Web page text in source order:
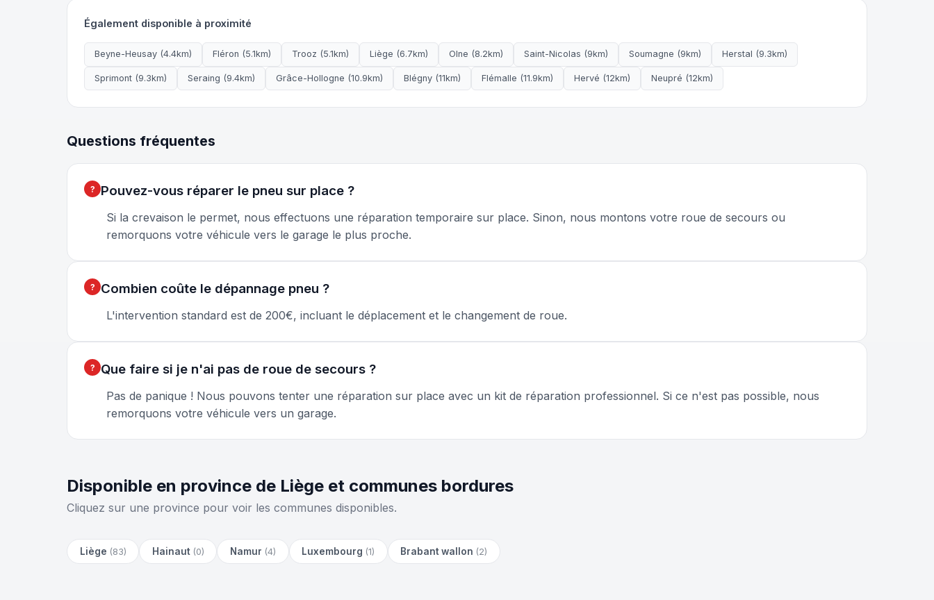
Également disponible à proximité
Beyne-Heusay (4.4km) Fléron (5.1km) Trooz (5.1km) Liège (6.7km) Olne (8.2km) Saint-Nicolas (9km) Soumagne (9km) Herstal (9.3km)
Sprimont (9.3km) Seraing (9.4km) Grâce-Hollogne (10.9km) Blégny (11km) Flémalle (11.9km) Hervé (12km) Neupré (12km)
Questions fréquentes
Pouvez-vous réparer le pneu sur place ?
Si la crevaison le permet, nous effectuons une réparation temporaire sur place. Sinon, nous montons votre roue de secours ou
remorquons votre véhicule vers le garage le plus proche.
Combien coûte le dépannage pneu ?
L'intervention standard est de 200€, incluant le déplacement et le changement de roue.
Que faire si je n'ai pas de roue de secours ?
Pas de panique ! Nous pouvons tenter une réparation sur place avec un kit de réparation professionnel. Si ce n'est pas possible, nous
remorquons votre véhicule vers un garage.
Disponible en province de Liège et communes bordures
Cliquez sur une province pour voir les communes disponibles.
Liège (83) Hainaut (0) Namur (4) Luxembourg (1) Brabant wallon (2)